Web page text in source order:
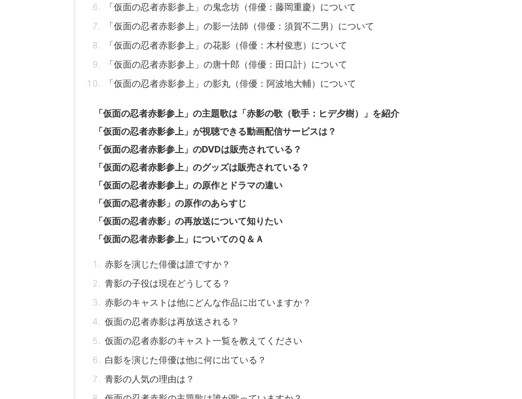
「仮面の忍者赤影参上」の鬼念坊（俳優：藤岡重慶）について
「仮面の忍者赤影参上」の影一法師（俳優：須賀不二男）について
「仮面の忍者赤影参上」の花影（俳優：木村俊恵）について
「仮面の忍者赤影参上」の唐十郎（俳優：田口計）について
「仮面の忍者赤影参上」の影丸（俳優：阿波地大輔）について
「仮面の忍者赤影参上」の主題歌は「赤影の歌（歌手：ヒデ夕樹）」を紹介
「仮面の忍者赤影参上」が視聴できる動画配信サービスは？
「仮面の忍者赤影参上」のDVDは販売されている？
「仮面の忍者赤影参上」のグッズは販売されている？
「仮面の忍者赤影参上」の原作とドラマの違い
「仮面の忍者赤影」の原作のあらすじ
「仮面の忍者赤影」の再放送について知りたい
「仮面の忍者赤影参上」についてのＱ＆Ａ
赤影を演じた俳優は誰ですか？
青影の子役は現在どうしてる？
赤影のキャストは他にどんな作品に出ていますか？
仮面の忍者赤影は再放送される？
仮面の忍者赤影のキャスト一覧を教えてください
白影を演じた俳優は他に何に出ている？
青影の人気の理由は？